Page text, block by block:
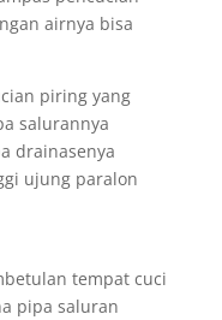
airnya bisa
piring yang
salurannya
drainasenya
ujung paralon
tempat cuci
pipa saluran